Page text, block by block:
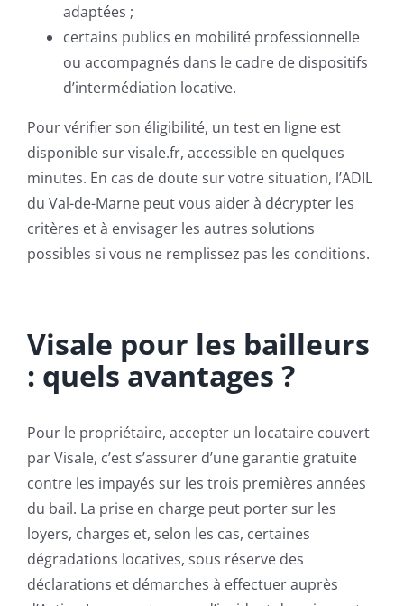
adaptées ;
certains publics en mobilité professionnelle
ou accompagnés dans le cadre de dispositifs
d’intermédiation locative.
Pour vérifier son éligibilité, un test en ligne est
disponible sur visale.fr, accessible en quelques
minutes. En cas de doute sur votre situation, l’ADIL
du Val-de-Marne peut vous aider à décrypter les
critères et à envisager les autres solutions
possibles si vous ne remplissez pas les conditions.
Visale pour les bailleurs
: quels avantages ?
Pour le propriétaire, accepter un locataire couvert
par Visale, c’est s’assurer d’une garantie gratuite
contre les impayés sur les trois premières années
du bail. La prise en charge peut porter sur les
loyers, charges et, selon les cas, certaines
dégradations locatives, sous réserve des
déclarations et démarches à effectuer auprès